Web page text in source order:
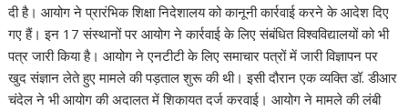
दी है। आयोग ने प्रारंभिक शिक्षा निदेशालय को कानूनी कार्रवाई करने के आदेश दिए
गए हैं। इन 17 संस्थानों पर आयोग ने कार्रवाई के लिए संबंधित विश्वविद्यालयों को भी
पत्र जारी किया है। आयोग ने एनटीटी के लिए समाचार पत्रों में जारी विज्ञापन पर
खुद संज्ञान लेते हुए मामले की पड़ताल शुरू की थी। इसी दौरान एक व्यक्ति डॉ. डीआर
चंदेल ने भी आयोग की अदालत में शिकायत दर्ज करवाई। आयोग ने मामले की लंबी